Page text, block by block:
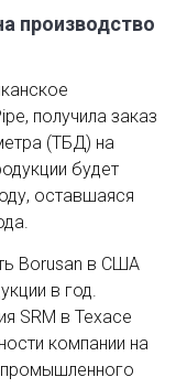
производство
получила заказ
(ТБД) на
будет
оставшаяся
Borusan в США
в год.
SRM в Техасе
компании на
промышленного